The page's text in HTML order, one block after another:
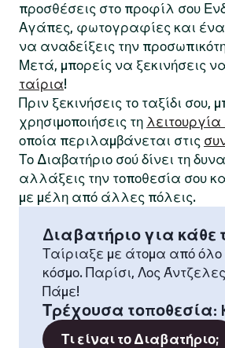
προσθέσεις στο προφίλ σου
Αγάπες, φωτογραφίες και ένα
να αναδείξεις την
Μετά, μπορείς να ξεκινήσεις
ταίρια!
Πριν ξεκινήσεις το ταξίδι σου,
χρησιμοποιήσεις τη
οποία περιλαμβάνεται στις
Το Διαβατήριο σού δίνει τη
αλλάξεις την τοποθεσία σου
με μέλη από άλλες πόλεις.
Διαβατήριο για κάθε
Ταίριαξε με άτομα από όλο
κόσμο. Παρίσι, Λος
Πάμε!
Τρέχουσα τοποθεσία:
Τι είναι το Διαβατήριο;